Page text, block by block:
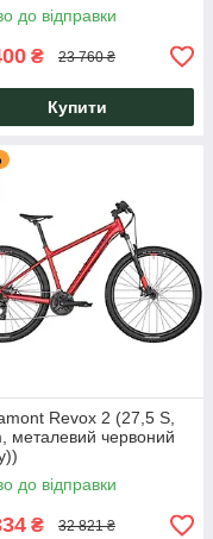
до відправки
₴ 23 760 ₴
Купити
Revox 2 (27,5 S,
металевий червоний
до відправки
₴ 32 821 ₴